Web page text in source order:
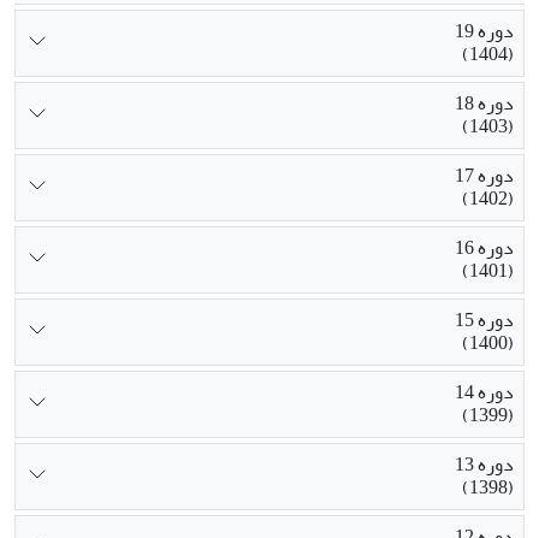
دوره 19
(1404)
دوره 18
(1403)
دوره 17
(1402)
دوره 16
(1401)
دوره 15
(1400)
دوره 14
(1399)
دوره 13
(1398)